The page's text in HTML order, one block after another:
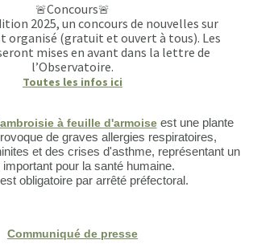
🚨Concours🚨
2025, un concours de nouvelles sur
organisé (gratuit et ouvert à tous). Les
mises en avant dans la lettre de
l’Observatoire.
Toutes les infos ici
à feuille d'armoiseest une plante
de graves allergies respiratoires,
et des crises d'asthme, représentant un
important pour la santé humaine.
obligatoire par arrêté préfectoral.
Communiqué de presse